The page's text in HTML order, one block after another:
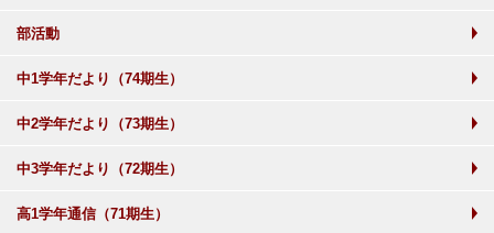
部活動
中1学年だより（74期生）
中2学年だより（73期生）
中3学年だより（72期生）
高1学年通信（71期生）